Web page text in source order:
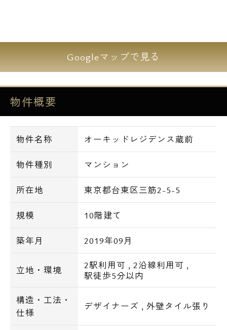
今とっても人気の設備、インターネット
（Wi-Fi）無料サービスを導入しました！
ネットによる毎月のお支払いはもちろん、面
倒なお引越し手続きや期間による違約金など
もございません！
オートロックや防犯カメラ、玄関Wロックデ
ィンプルキーなど、あると安心なセキュリテ
ィー対策をしております。
シンプルでモダンな外観や、使い勝手の良い
室内もデザイン性と機能性を備えた新築レジ
オートロックをはじめ、エントランスホール
やエレベーター内にも防犯カメラを設置して
おりますので、都心に住む女性にもオススメ
その他、玄関WロックやTVモニター付きイン
ターホンを完備しております。
Googleマップで見る
物件概要
物件名称 オーキッドレジデンス蔵前
物件種別 マンション
所在地 東京都台東区三筋2-5-5
規模 10階建て
築年月 2019年09月
立地・環境 2駅利用可 ,2沿線利用可 ,
駅徒歩5分以内
構造・工法・
仕様
デザイナーズ , 外壁タイル張り